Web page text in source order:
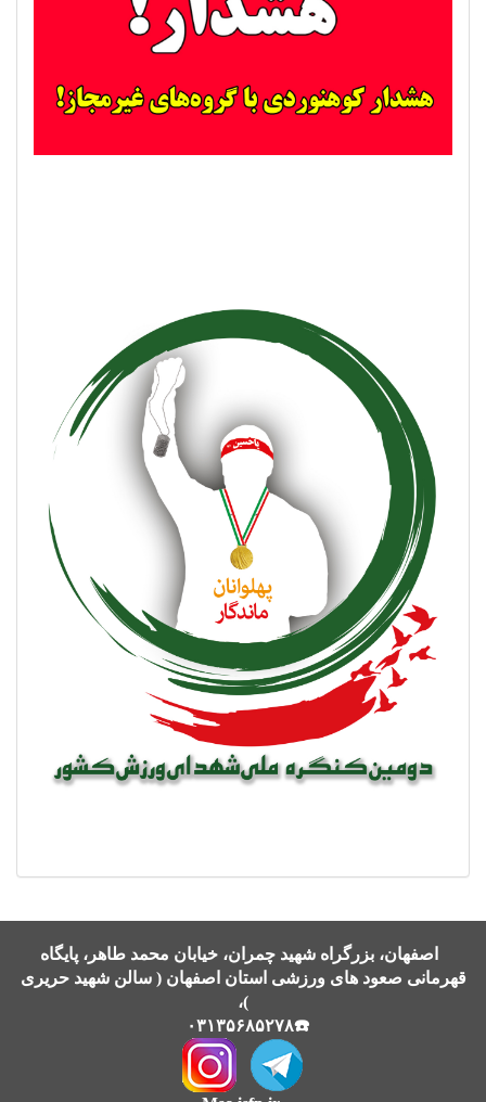
اصفهان، بزرگراه شهید چمران، خیابان محمد طاهر، پایگاه
قهرمانی صعود های ورزشی استان اصفهان ( سالن شهید حریری
)،
☎️۰۳۱۳۵۶۸۵۲۷۸